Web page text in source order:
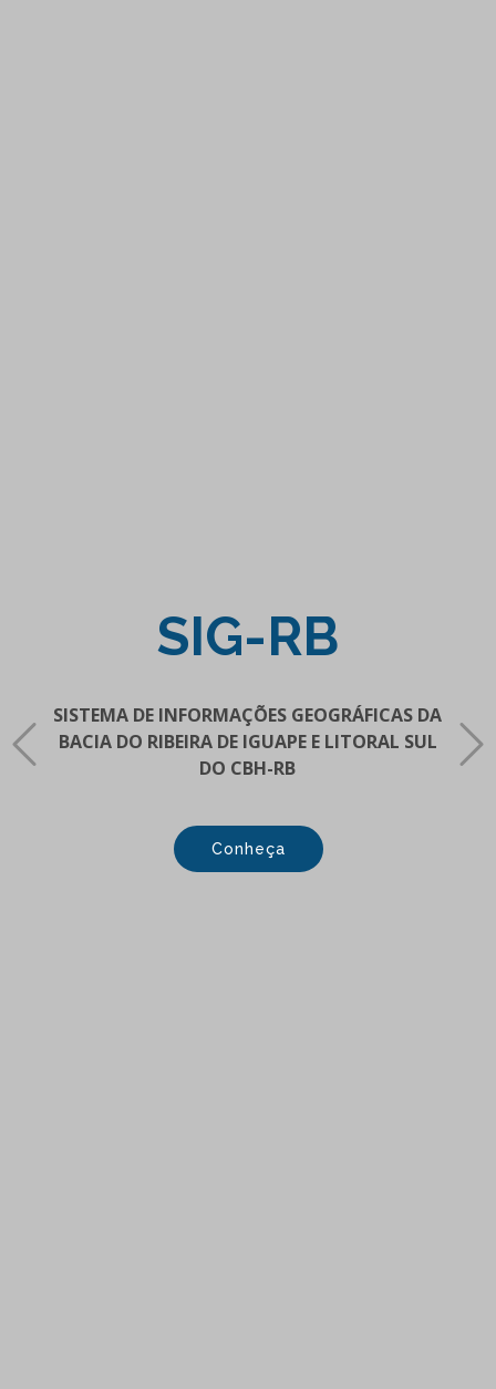
SIG-RB
SISTEMA DE INFORMAÇÕES GEOGRÁFICAS DA
BACIA DO RIBEIRA DE IGUAPE E LITORAL SUL
DO CBH-RB
Conheça